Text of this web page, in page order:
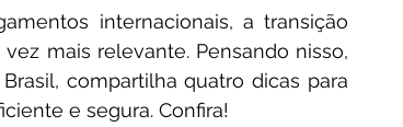
internacionais, a transição
mais relevante. Pensando nisso,
compartilha quatro dicas para
e segura. Confira!